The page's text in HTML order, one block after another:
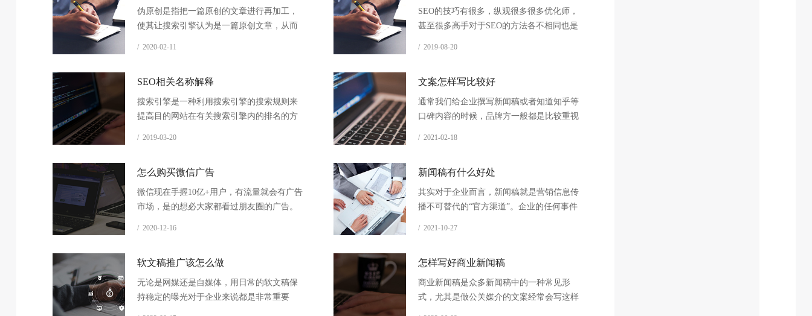
伪原创是指把一篇原创的文章进行再加工，
使其让搜索引擎认为是一篇原创文章，从而
总结法、新增加图片、段落替换法、关键词
替换添加法。
/ 2020-02-11
SEO的技巧有很多，纵观很多很多优化师，
甚至很多高手对于SEO的方法各不相同也是
用于特定的站点，特定地环境下。换个站点
可能结果就不一样了。我们只有对SEO一些
常识理解深刻，才能更好的去做关键词排
/ 2019-08-20
SEO相关名称解释
搜索引擎是一种利用搜索引擎的搜索规则来
提高目的网站在有关搜索引擎内的排名的方
进行相关的优化。
/ 2019-03-20
文案怎样写比较好
通常我们给企业撰写新闻稿或者知道知乎等
口碑内容的时候，品牌方一般都是比较重视
们的文案很上路！
/ 2021-02-18
怎么购买微信广告
微信现在手握10亿+用户，有流量就会有广告
市场，是的想必大家都看过朋友圈的广告。
/ 2020-12-16
新闻稿有什么好处
其实对于企业而言，新闻稿就是营销信息传
播不可替代的“官方渠道”。企业的任何事件
/ 2021-10-27
软文稿推广该怎么做
无论是网媒还是自媒体，用日常的软文稿保
持稳定的曝光对于企业来说都是非常重要
怎样写好商业新闻稿
商业新闻稿是众多新闻稿中的一种常见形
式，尤其是做公关媒介的文案经常会写这样